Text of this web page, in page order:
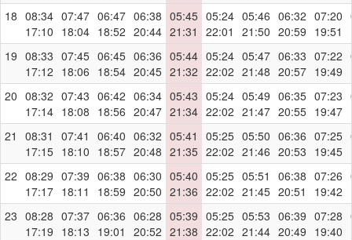
18 08:34
17:10
07:47
18:04
06:47
18:52
06:38
20:44
05:45
21:31
05:24
22:01
05:46
21:50
06:32
20:59
07:20
19:51
19 08:33
17:12
07:45
18:06
06:45
18:54
06:36
20:45
05:44
21:32
05:24
22:02
05:47
21:48
06:33
20:57
07:22
19:49
20 08:32
17:14
07:43
18:08
06:42
18:56
06:34
20:47
05:43
21:34
05:24
22:02
05:49
21:47
06:35
20:55
07:23
19:47
21
08:31
17:15
07:41
18:10
06:40
18:57
06:32
20:48
05:41
21:35
05:25
22:02
05:50
21:46
06:36
20:53
07:25
19:45
22 08:29
17:17
07:39
18:11
06:38
18:59
06:30
20:50
05:40
21:36
05:25
22:02
05:51
21:45
06:38
20:51
07:26
19:42
23 08:28
17:19
07:37
18:13
06:36
19:01
06:28
20:52
05:39
21:38
05:25
22:02
05:53
21:44
06:39
20:49
07:28
19:40